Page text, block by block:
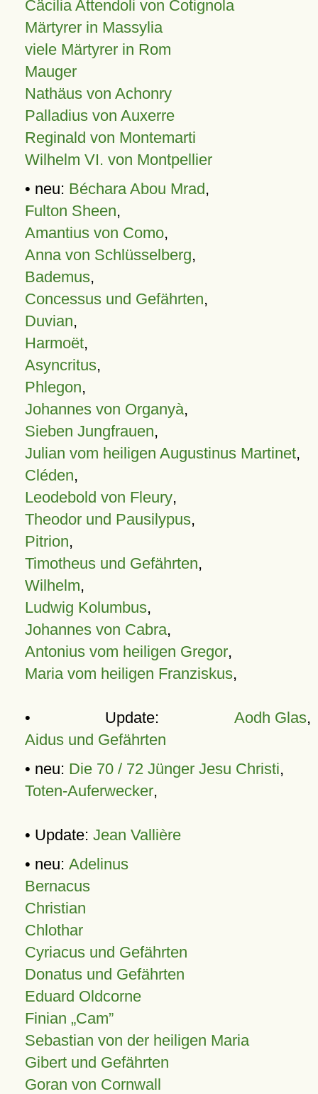
Cäcilia Attendoli von Cotignola
Märtyrer in Massylia
viele Märtyrer in Rom
Mauger
Nathäus von Achonry
Palladius von Auxerre
Reginald von Montemarti
Wilhelm VI. von Montpellier
• neu: Béchara Abou Mrad,
Fulton Sheen,
Amantius von Como,
Anna von Schlüsselberg,
Bademus,
Concessus und Gefährten,
Duvian,
Harmoët,
Asyncritus,
Phlegon,
Johannes von Organyà,
Sieben Jungfrauen,
Julian vom heiligen Augustinus Martinet,
Cléden,
Leodebold von Fleury,
Theodor und Pausilypus,
Pitrion,
Timotheus und Gefährten,
Wilhelm,
Ludwig Kolumbus,
Johannes von Cabra,
Antonius vom heiligen Gregor,
Maria vom heiligen Franziskus,
• Update: Aodh Glas,
Aidus und Gefährten
• neu: Die 70 / 72 Jünger Jesu Christi,
Toten-Auferwecker,
• Update: Jean Vallière
• neu: Adelinus
Bernacus
Christian
Chlothar
Cyriacus und Gefährten
Donatus und Gefährten
Eduard Oldcorne
Finian Cam
Sebastian von der heiligen Maria
Gibert und Gefährten
Goran von Cornwall